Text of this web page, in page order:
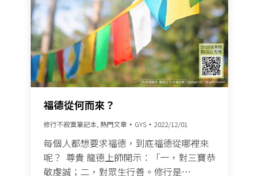
福德從何而來？
修行不寂寞筆記本, 熱門文章 GYS 2022/12/01
每個人都想要求福德，到底福德從哪裡來
呢？ ​ 尊貴 龍德上師開示：「一，對三寶恭
敬虔誠；二，對眾生行善。修行是…